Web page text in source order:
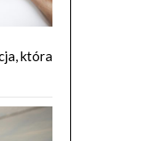
która